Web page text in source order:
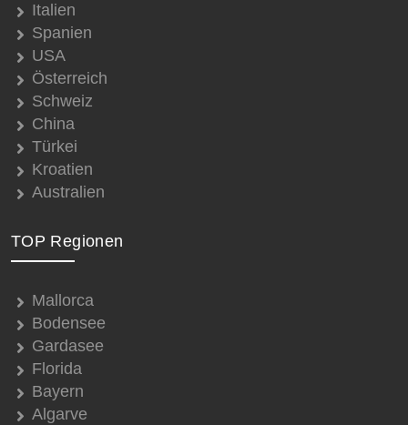
Italien
Spanien
USA
Österreich
Schweiz
China
Türkei
Kroatien
Australien
TOP Regionen
Mallorca
Bodensee
Gardasee
Florida
Bayern
Algarve